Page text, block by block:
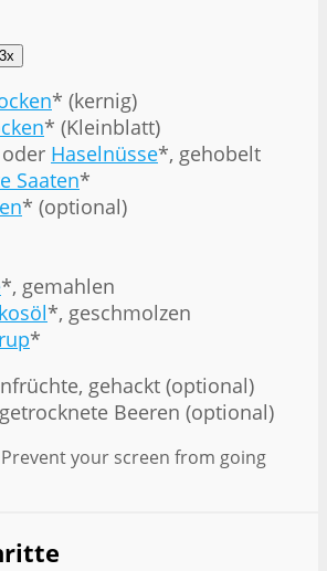
3x
* (kernig)
* (Kleinblatt)
Haselnüsse*, gehobelt
Saaten*
* (optional)
*, gemahlen
*, geschmolzen
*
gehackt (optional)
Beeren (optional)
Prevent your screen from going